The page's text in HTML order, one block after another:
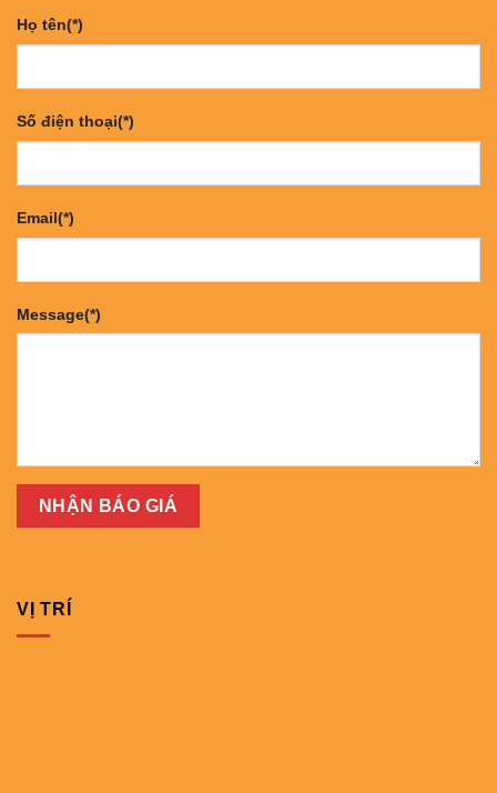
Họ tên(*)
Số điện thoại(*)
Email(*)
Message(*)
VỊ TRÍ